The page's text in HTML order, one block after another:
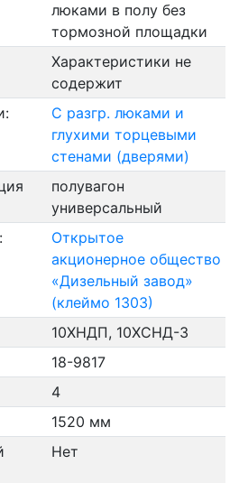
люками в полу без
тормозной площадки
Характеристики не
содержит
С разгр. люками и
глухими торцевыми
стенами (дверями)
полувагон
универсальный
Открытое
акционерное общество
«Дизельный завод»
(клеймо 1303)
10ХНДП, 10ХСНД-3
18-9817
4
1520 мм
Нет